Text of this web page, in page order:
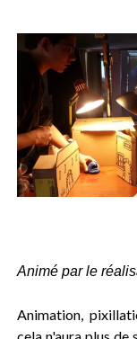
Animé par le
Animation,